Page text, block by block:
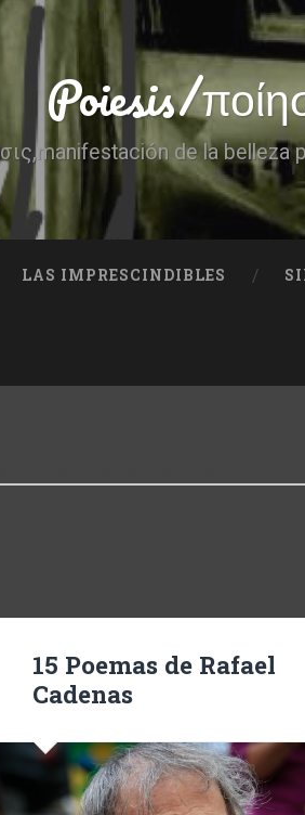
Poiesis/
de la belleza
LAS IMPRESCINDIBLES
15 Poemas de Rafael
Cadenas